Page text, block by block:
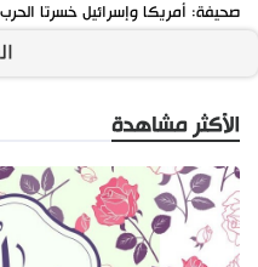
صحيفة: أمريكا وإسرائيل خسرتا
الأكثر مشاهدة